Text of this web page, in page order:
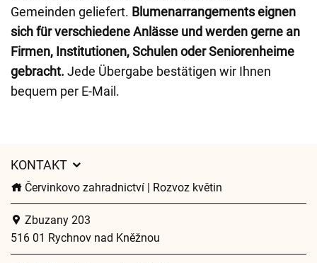
Gemeinden geliefert. Blumenarrangements eignen
sich für verschiedene Anlässe und werden gerne an
Firmen, Institutionen, Schulen oder Seniorenheime
gebracht. Jede Übergabe bestätigen wir Ihnen
bequem per E-Mail.
KONTAKT
Červinkovo zahradnictví | Rozvoz květin
Zbuzany 203
516 01 Rychnov nad Kněžnou